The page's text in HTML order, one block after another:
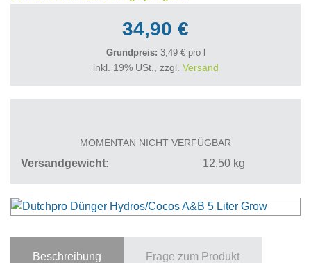
34,90 €
Grundpreis: 3,49 € pro l
inkl. 19% USt., zzgl. Versand
MOMENTAN NICHT VERFÜGBAR
Versandgewicht 12,50 kg
Beschreibung Frage zum Produkt